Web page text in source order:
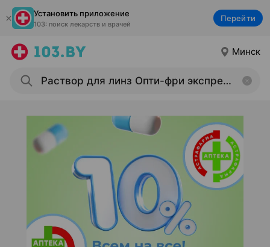
Установить приложение
103: поиск лекарств и врачей
Перейти
Минск